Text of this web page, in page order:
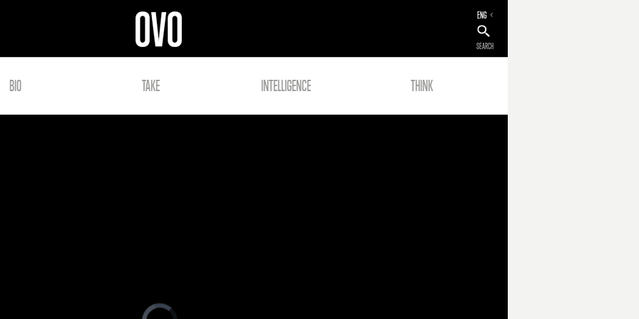
ENG
SEARCH
BIO TAKE INTELLIGENCE THINK